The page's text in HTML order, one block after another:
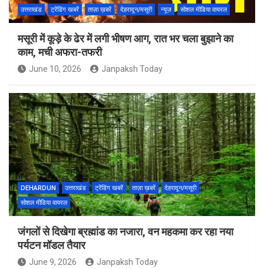
उत्तराखंड ट्रेंडिंग खबरें ताज़ा ख़बरें देहरादून/मसूरी न्यूज़ सोशल मीडिया वायरल
मसूरी में कूड़े के ढेर में लगी भीषण आग, रात भर चला बुझाने का
काम, मची अफरा-तफरी
June 10, 2026 Janpaksh Today
DEHARDUN उत्तराखंड ट्रेंडिंग खबरें ताज़ा ख़बरें
देहरादून/मसूरी
सोशल मीडिया वायरल
जंगलों से दिखेगा ब्रह्मांड का नजारा, वन महकमा कर रहा नया
पर्यटन मॉडल तैयार
June 9, 2026 Janpaksh Today